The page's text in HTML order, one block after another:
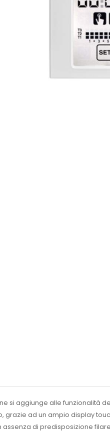
si aggiunge alle funzionalità
grazie ad un ampio display
di predisposizione